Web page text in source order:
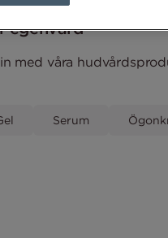
egenvård
med våra
Serum